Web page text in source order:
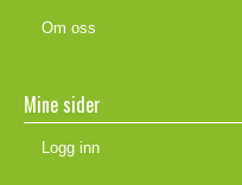
Om oss
Mine sider
Logg inn